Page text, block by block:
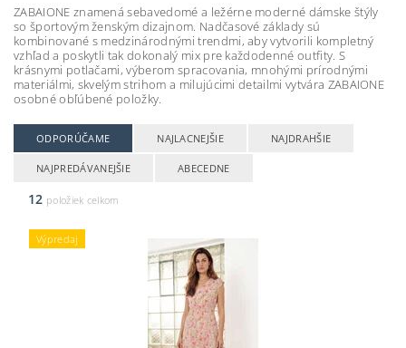
ZABAIONE znamená sebavedomé a ležérne moderné dámske štýly
so športovým ženským dizajnom. Nadčasové základy sú
kombinované s medzinárodnými trendmi, aby vytvorili kompletný
vzhľad a poskytli tak dokonalý mix pre každodenné outfity. S
krásnymi potlačami, výberom spracovania, mnohými prírodnými
materiálmi, skvelým strihom a milujúcimi detailmi vytvára ZABAIONE
osobné obľúbené položky.
ODPORÚČAME NAJLACNEJŠIE NAJDRAHŠIE
NAJPREDÁVANEJŠIE ABECEDNE
12 položiek celkom
Výpredaj